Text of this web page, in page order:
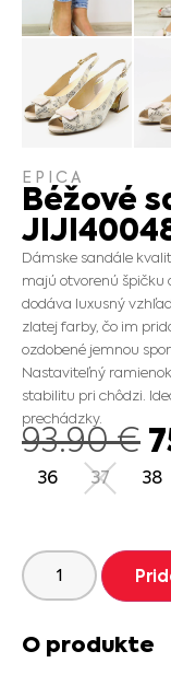
EPICA
Béžové
Dámske sandále
majú otvorenú špičku
dodáva luxusný
zlatej farby, čo im
ozdobené jemnou
Nastaviteľný
stabilitu pri chôdzi.
prechádzky.
93.90€
36 37 38
O produkte